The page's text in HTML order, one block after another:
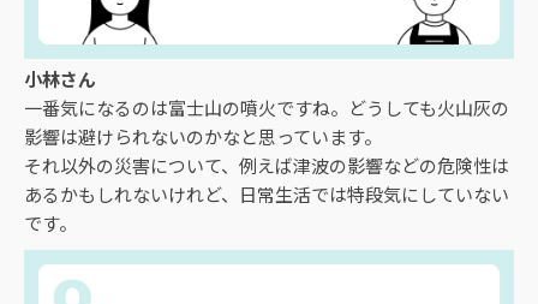
小林さん
一番気になるのは富士山の噴火ですね。どうしても火山灰の
影響は避けられないのかなと思っています。
それ以外の災害について、例えば津波の影響などの危険性は
あるかもしれないけれど、日常生活では特段気にしていない
です。